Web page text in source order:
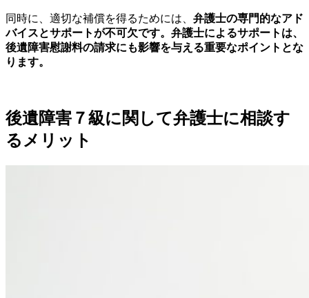
同時に、適切な補償を得るためには、 弁護士の専門的なアド
バイスとサポートが不可欠です。弁護士によるサポートは、
後遺障害慰謝料の請求にも影響を与える重要なポイントとな
ります。
後遺障害７級に関して弁護士に相談す
るメリット